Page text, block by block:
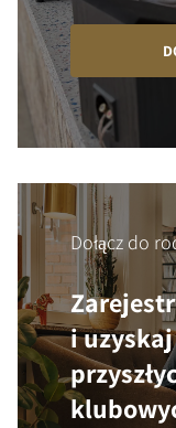
Dołącz do
i